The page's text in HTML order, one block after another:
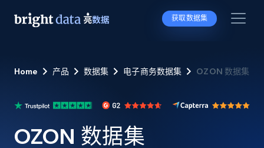
获取数据集
Home 产品 数据集 电子商务数据集 OZON 数据集
OZON 数据集